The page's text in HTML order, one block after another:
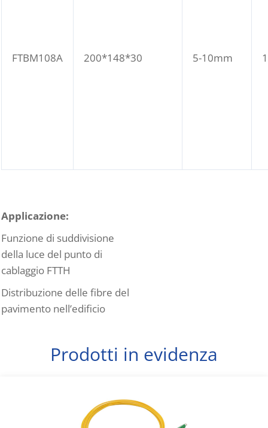
FTBM108A 200*148*30 5-10mm
Applicazione:
Funzione di suddivisione
della luce del punto di
cablaggio FTTH
Distribuzione delle fibre del
pavimento nell’edificio
Prodotti in evidenza